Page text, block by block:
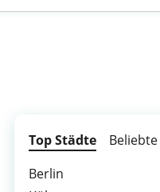
Top Städte
Berlin